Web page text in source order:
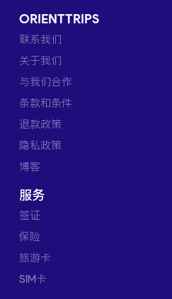
ORIENTTRIPS
联系我们
关于我们
与我们合作
条款和条件
退款政策
隐私政策
博客
服务
签证
保险
旅游卡
SIM卡